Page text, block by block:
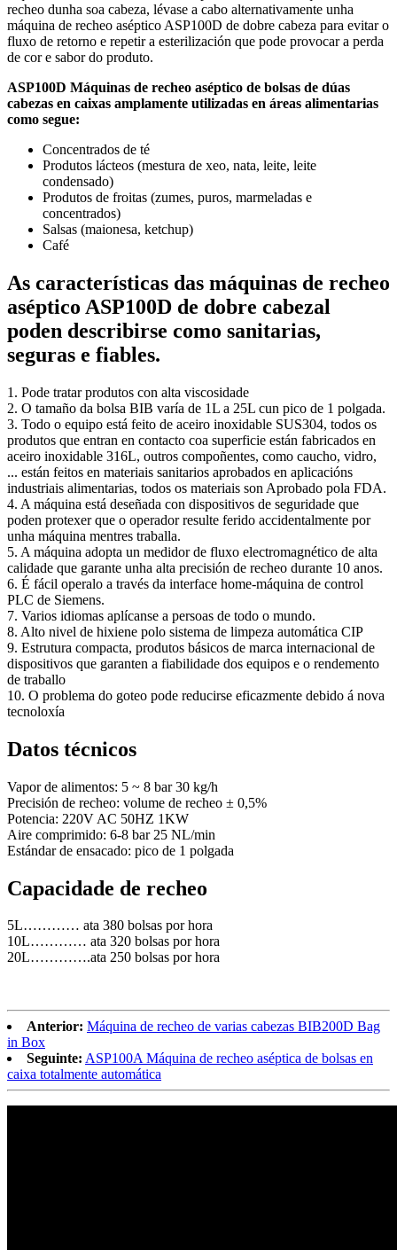
recheo dunha soa cabeza, lévase a cabo alternativamente unha
máquina de recheo aséptico ASP100D de dobre cabeza para evitar o
fluxo de retorno e repetir a esterilización que pode provocar a perda
de cor e sabor do produto.
ASP100D Máquinas de recheo aséptico de bolsas de dúas
cabezas en caixas amplamente utilizadas en áreas alimentarias
como segue:
Concentrados de té
Produtos lácteos (mestura de xeo, nata, leite, leite
condensado)
Produtos de froitas (zumes, puros, marmeladas e
concentrados)
Salsas (maionesa, ketchup)
Café
As características das máquinas de recheo
aséptico ASP100D de dobre cabezal
poden describirse como sanitarias,
seguras e fiables.
1. Pode tratar produtos con alta viscosidade
2. O tamaño da bolsa BIB varía de 1L a 25L cun pico de 1 polgada.
3. Todo o equipo está feito de aceiro inoxidable SUS304, todos os
produtos que entran en contacto coa superficie están fabricados en
aceiro inoxidable 316L, outros compoñentes, como caucho, vidro,
... están feitos en materiais sanitarios aprobados en aplicacións
industriais alimentarias, todos os materiais son Aprobado pola FDA.
4. A máquina está deseñada con dispositivos de seguridade que
poden protexer que o operador resulte ferido accidentalmente por
unha máquina mentres traballa.
5. A máquina adopta un medidor de fluxo electromagnético de alta
calidade que garante unha alta precisión de recheo durante 10 anos.
6. É fácil operalo a través da interface home-máquina de control
PLC de Siemens.
7. Varios idiomas aplícanse a persoas de todo o mundo.
8. Alto nivel de hixiene polo sistema de limpeza automática CIP
9. Estrutura compacta, produtos básicos de marca internacional de
dispositivos que garanten a fiabilidade dos equipos e o rendemento
de traballo
10. O problema do goteo pode reducirse eficazmente debido á nova
tecnoloxía
Datos técnicos
Vapor de alimentos: 5 ~ 8 bar 30 kg/h
Precisión de recheo: volume de recheo ± 0,5%
Potencia: 220V AC 50HZ 1KW
Aire comprimido: 6-8 bar 25 NL/min
Estándar de ensacado: pico de 1 polgada
Capacidade de recheo
5L………… ata 380 bolsas por hora
10L………… ata 320 bolsas por hora
20L………….ata 250 bolsas por hora
Anterior: Máquina de recheo de varias cabezas BIB200D Bag
in Box
Seguinte: ASP100A Máquina de recheo aséptica de bolsas en
caixa totalmente automática